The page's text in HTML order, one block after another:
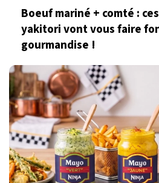
Boeuf mariné + comté :
yakitori vont vous faire
gourmandise !